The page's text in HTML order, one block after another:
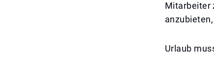
Mitarbeiter
Urlaub